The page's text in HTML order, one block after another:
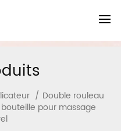
/ Double rouleau
pour massage